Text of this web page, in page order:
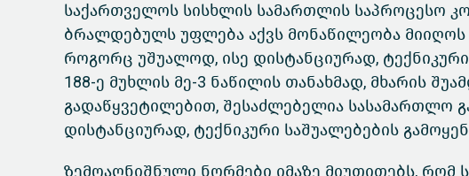
საქართველოს სისხლის სამართლის საპროცესო
ბრალდებულს უფლება აქვს მონაწილეობა მიიღოს
როგორც უშუალოდ, ისე დისტანციურად, ტექნიკური
188-ე მუხლის მე-3 ნაწილის თანახმად, მხარის
გადაწყვეტილებით, შესაძლებელია სასამართლო
დისტანციურად, ტექნიკური საშუალებების
ზემოაღნიშნული ნორმები იმაზე მიუთითებს, რომ